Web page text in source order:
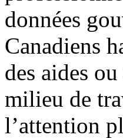
données
Canadiens
des aides
milieu de
l’attention